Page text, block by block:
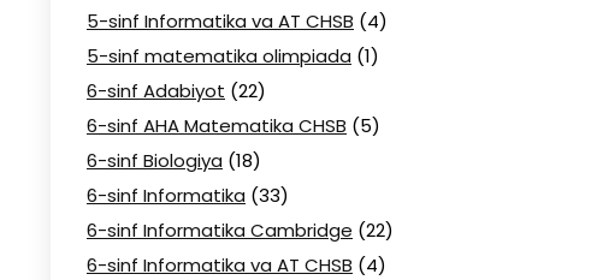
5-sinf Informatika va AT CHSB (4)
5-sinf matematika olimpiada (1)
6-sinf Adabiyot (22)
6-sinf AHA Matematika CHSB (5)
6-sinf Biologiya (18)
6-sinf Informatika (33)
6-sinf Informatika Cambridge (22)
6-sinf Informatika va AT CHSB (4)